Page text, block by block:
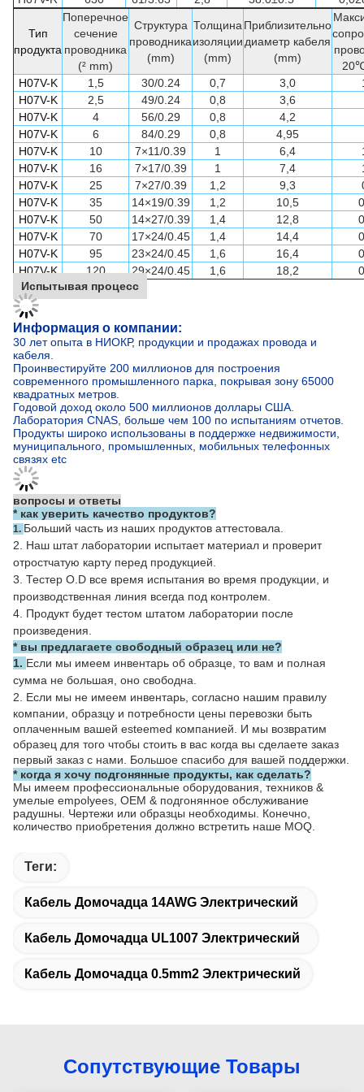
Тип
сечение
проводника
(² mm)
проводника
(mm)
изоляции
(mm)
диаметр кабеля
(mm)
H07V-K
1,5 30/0.24 0,7 3,0
H07V-K
2,5 49/0.24 0,8
3,6
H07V-K
4 56/0.29 0,8
4,2
H07V-K
6 84/0.29 0,8
4,95
H07V-K
10 7×11/0.39 1 6,4
H07V-K
16 7×17/0.39 1 7,4
H07V-K
25 7×27/0.39 1,2 9,3
H07V-K
35 14×19/0.39 1,2 10,5
H07V-K
50 14×27/0.39 1,4 12,8
H07V-K
70 17×24/0.45 1,4 14,4
H07V-K
95 23×24/0.45 1,6 16,4
H07V-K
120 29×24/0.45 1,6 18,2
Испытывая процесс
Информация о компании:
30 лет опыта в НИОКР, продукции и продажах провода и
кабеля.
Проинвестируйте 200 миллионов для построения
современного промышленного парка, покрывая зону 65000
квадратных метров.
Годовой доход около 500 миллионов доллары США.
Лаборатория CNAS, больше чем 100 по испытаниям отчетов.
Продукты широко использованы в поддержке недвижимости,
муниципального, промышленных, мобильных телефонных
связях etc
вопросы и ответы
*как уверить качество продуктов?
1.Больший часть из наших продуктов аттестовала.
2. Наш штат лаборатории испытает материал и проверит
отростчатую карту перед продукцией.
3. Тестер O.D все время испытания во время продукции, и
производственная линия всегда под контролем.
4. Продукт будет тестом штатом лаборатории после
произведения.
* вы предлагаете свободный образец или не?
1. Если мы имеем инвентарь об образце, то вам и полная
сумма не большая, оно свободна.
2. Если мы не имеем инвентарь, согласно нашим правилу
компании, образцу и потребности цены перевозки быть
оплаченным вашей esteemed компанией. И мы возвратим
образец для того чтобы стоить в вас когда вы сделаете заказ
первый заказ с нами. Большое спасибо для вашей поддержки.
* когда я хочу подгонянные продукты, как сделать?
Мы имеем профессиональные оборудования, техников &
умелые empolyees, OEM & подгонянное обслуживание
радушны. Чертежи или образцы необходимы. Конечно,
количество приобретения должно встретить наше MOQ.
Теги:
Кабель Домочадца 14AWG Электрический
Сопутствующие Товары